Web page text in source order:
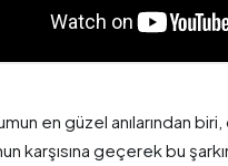
en güzel anılarından biri,
karşısına geçerek bu